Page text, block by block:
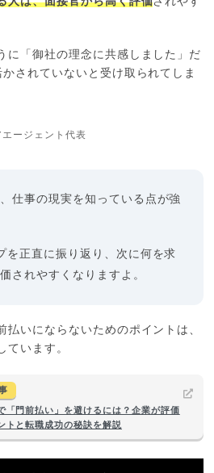
に「御社の理念に共感しました」だ
されていないと受け取られてしま
ージェント代表
仕事の現実を知っている点が強
を正直に振り返り、次に何を求
されやすくなりますよ。
払いにならないためのポイントは、
ています。
「門前払い」を避けるには？企業が評価
トと転職成功の秘訣を解説